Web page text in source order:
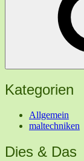
Kategorien
Allgemein
maltechniken
Dies & Das